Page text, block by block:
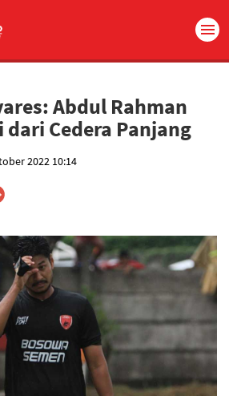
Abdul Rahman
Cedera Panjang
2022 10:14